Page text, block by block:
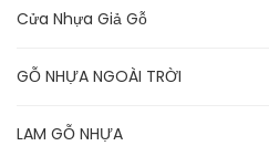
Cửa Nhựa Giả Gỗ
GỖ NHỰA NGOÀI TRỜI
LAM GỖ NHỰA